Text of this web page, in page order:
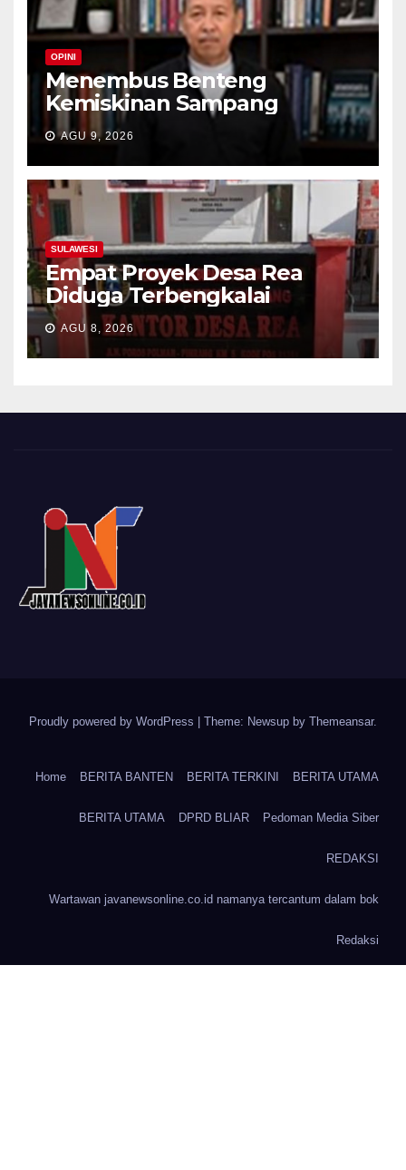
OPINI
Menembus Benteng
Kemiskinan Sampang
AGU 9, 2026
SULAWESI
Empat Proyek Desa Rea
Diduga Terbengkalai
AGU 8, 2026
Proudly powered by WordPress Theme: Newsup by Themeansar.
Home BERITA BANTEN BERITA TERKINI BERITA UTAMA
BERITA UTAMA DPRD BLIAR Pedoman Media Siber
REDAKSI
Wartawan javanewsonline.co.id namanya tercantum dalam bok
Redaksi